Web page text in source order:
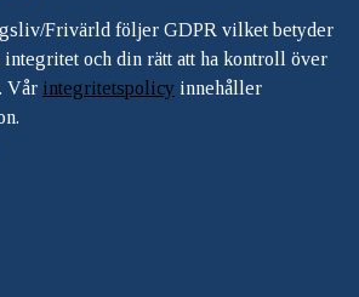
Frivärld följer GDPR vilket betyder
och din rätt att ha kontroll över
Vår integritetspolicy innehåller